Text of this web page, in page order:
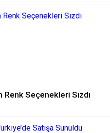
Renk Seçenekleri Sızdı